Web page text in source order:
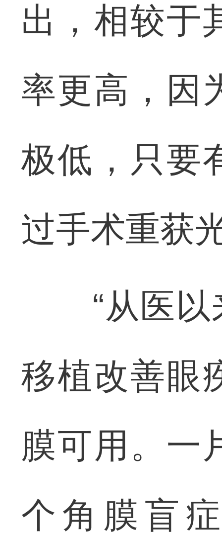
出，相较于
率更高，因
极低，只要
过手术重获
“从医以
移植改善眼
膜可用。一
个角膜盲